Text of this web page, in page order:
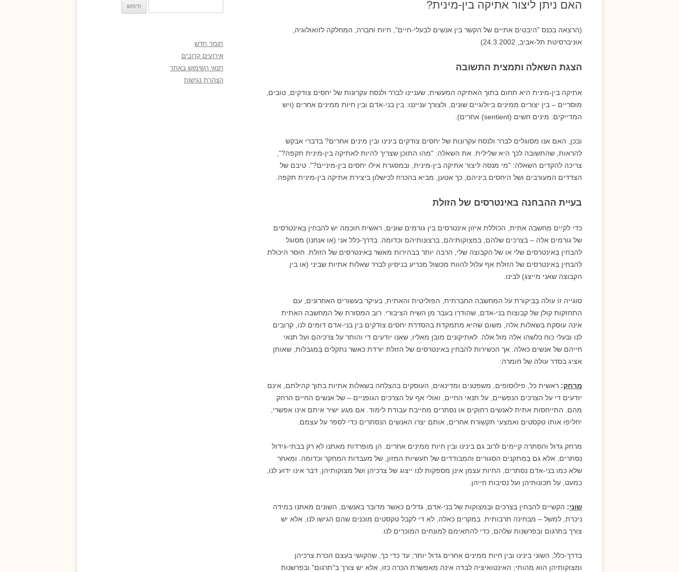
האם ניתן ליצור אתיקה בין-מינית?
(הרצאה בכנס "היבטים אתיים של הקשר בין אנשים לבעלי-חיים", חיות וחברה, המחלקה לזואולוגיה,
אוניברסיטת תל-אביב, 24.3.2002)
הצגת השאלה ותמצית התשובה
אתיקה בין-מינית היא תחום בתוך האתיקה המעשית, שעניינו לברר ולנסח עקרונות של יחסים צודקים, טובים,
מוסריים – בין יצורים ממינים ביולוגיים שונים, ולצורך ענייננו: בין בני-אדם ובין חיות ממינים אחרים (ויש
המדייקים: מינים חשים (sentient) אחרים).
ובכן, האם אנו מסוגלים לברר ולנסח עקרונות של יחסים צודקים בינינו ובין מינים אחרים? בדברי אבקש
להראות, שהתשובה לכך היא שלילית. את השאלה: "מהו התוכן שצריך להיות לאתיקה בין-מינית תקפה?",
צריכה להקדים השאלה: "מי מנסה ליצור אתיקה בין-מינית, ובמסגרת אילו יחסים בין-מיניים?". טיבם של
הצדדים המעורבים ושל היחסים ביניהם, כך אטען, מביא בהכרח לכישלון ביצירת אתיקה בין-מינית תקפה.
בעיית ההבחנה באינטרסים של הזולת
כדי לקיים מחשבה אתית, הכוללת איזון אינטרסים בין גורמים שונים, ראשית חוכמה יש להבחין בַּאינטרסים
של גורמים אלה – בצרכים שלהם, במצוקותיהם, ברצונותיהם וכדומה. בדרך-כלל אני (או אנחנו) מסוגל
להבחין בְּאינטרסים שלי או של הקבוצה שלי, הרבה יותר בבהירות מאשר בְּאינטרסים של הזולת. חוסר היכולת
להבחין בַּאינטרסים של הזולת אף עלול להוות מכשול מכריע בניסיון לברר שאלות אתיות שביני (או בין
הקבוצה שאני מייצג) לבינו.
סוגייה זו עולה בַּבּיקורת על המחשבה החברתית, הפוליטית והאתית, בעיקר בעשורים האחרונים, עם
התחזקות קולן של קבוצות בני-אדם, שהודרו בעבר מן השיח הציבורי. רוב המסורת של המחשבה האתית
אינה עוסקת בשאלות אלה, משום שהיא מתמקדת בהסדרת יחסים צודקים בין בני-אדם דומים לנו, קרובים
לנו ובעלי כוח כלשהו אלה מול אלה. לאתיקונים מובן מאליו, שאנו יודעים די והותר על צרכיהם ועל תנאי
חייהם של אנשים כאלה. אך הכשירות להבחין באינטרסים של הזולת יורדת כאשר נתקלים בַּמִגבלות, שאותן
אציג בסדר עולה של חומרה:
מרחק: ראשית כל, פילוסופים, משפטנים ומדינאים, העוסקים בהצלחה בשאלות אתיות בתוך קהילתם, אינם
יודעים די על הצרכים הנפשיים, על תנאי החיים, ואולי אף על הצרכים הגופניים – של אנשים החיים הרחק
מהם. התייחסות אתית לאנשים רחוקים או נסתרים מחייבת עבודת לימוד. אם מגע ישיר איתם אינו אפשרי,
יחליפו אותו טקסטים ואמצעי תקשורת אחרים, אותם יצרו האנשים הנסתרים כדי לספר על עצמם.
מרחק גדול והסתרה קיימים לרוב גם בינינו ובין חיות ממינים אחרים. הן מופרדות מאתנו לא רק בבתי-גידול
נסתרים, אלא גם בַּמִתקנים הסגורים והמבודדים של תעשיות המזון, של מעבדות המחקר וכדומה. ומאחר
שלא כמו בני-אדם נסתרים, החיות עצמן אינן מספקות לנו ייצוג של צרכיהן ושל מצוקותיהן, דבר אינו ידוע לנו,
כמעט, על תכונותיהן ועל נסיבות חייהן.
שוני: הקשיים להבחין בְּצרכים ובְמצוקות של בני-אדם, גדלים כאשר מדובר באנשים, השונים מאתנו במידה
ניכרת, למשל – מבחינה תרבותית. במקרים כאלה, לא די לקבל טקסטים מוכנים שהם הגישו לנו, אלא יש
צורך בתרגום ובפרשנות שלהם, כדי להתאימם לְמונחים המוכרים לנו.
בדרך-כלל, השוני בינינו ובין חיות ממינים אחרים גדול יותר; עד כדי כך, שהקושי בעצם הכרת צרכיהן
ומצוקותיהן הוא מהותי; האינטואיציה לבדה אינה מאפשרת הכרה כזו, אלא יש צורך ב"תרגום" ובפרשנות
חומר חדש
אירועים קרובים
תנאי השימוש באתר
הצהרת נגישות